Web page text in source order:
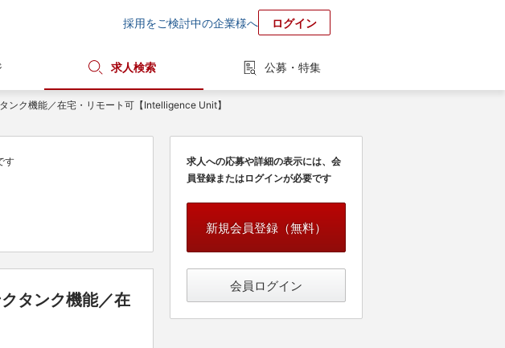
採用をご検討中の企業様へ ログイン
求人検索 公募・特集
ンク機能／在宅・リモート可【Intelligence Unit】
す
タンク機能／在
求人への応募や詳細の表示には、会
員登録またはログインが必要です
新規会員登録（無料）
会員ログイン